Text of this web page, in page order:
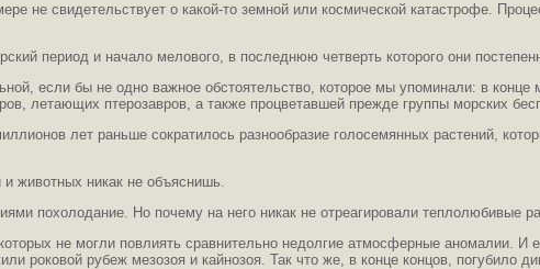
не свидетельствует о какой-то земной или космической катастрофе.
период и начало мелового, в последнюю четверть которого они
если бы не одно важное обстоятельство, которое мы упоминали: в
летающих птерозавров, а также процветавшей прежде группы морских
лет раньше сократилось разнообразие голосемянных растений,
животных никак не объяснишь.
похолодание. Но почему на него никак не отреагировали теплолюбивые
не могли повлиять сравнительно недолгие атмосферные аномалии.
роковой рубеж мезозоя и кайнозоя. Так что же, в конце концов, погубило